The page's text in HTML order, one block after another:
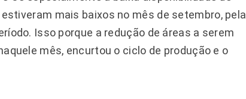
mais baixos no mês de setembro, pela
Isso porque a redução de áreas a serem
mês, encurtou o ciclo de produção e o